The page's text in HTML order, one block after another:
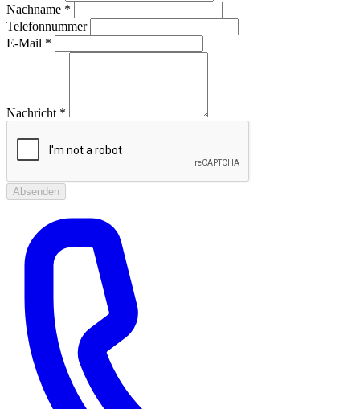
Nachname *
Telefonnummer
E-Mail *
Nachricht *
Absenden